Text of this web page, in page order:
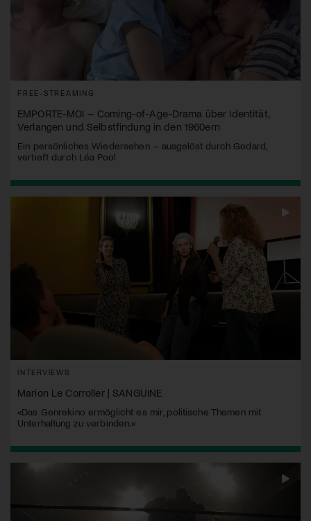
FREE-STREAMING
EMPORTE-MOI – Coming-of-Age-Drama über Identität,
Verlangen und Selbstfindung in den 1960ern
Ein persönliches Wiedersehen – ausgelöst durch Godard,
vertieft durch Léa Pool
INTERVIEWS
Marion Le Corroller | SANGUINE
«Das Genrekino ermöglicht es mir, politische Themen mit
Unterhaltung zu verbinden.»